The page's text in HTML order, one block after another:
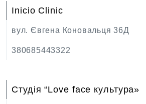
Inicio Clinic
вул. Євгена Коновальця 36Д
380685443322
Студія “Love face культура»